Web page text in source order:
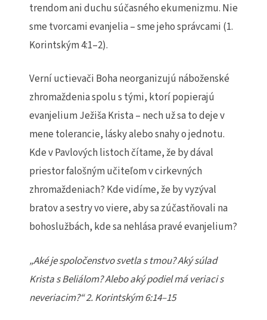
trendom ani duchu súčasného ekumenizmu. Nie
sme tvorcami evanjelia – sme jeho správcami (1.
Korintským 4:1–2).
Verní uctievači Boha neorganizujú náboženské
zhromaždenia spolu s tými, ktorí popierajú
evanjelium Ježiša Krista – nech už sa to deje v
mene tolerancie, lásky alebo snahy o jednotu.
Kde v Pavlových listoch čítame, že by dával
priestor falošným učiteľom v cirkevných
zhromaždeniach? Kde vidíme, že by vyzýval
bratov a sestry vo viere, aby sa zúčastňovali na
bohoslužbách, kde sa nehlása pravé evanjelium?
„Aké je spoločenstvo svetla s tmou? Aký súlad
Krista s Beliálom? Alebo aký podiel má veriaci s
neveriacim?“ 2. Korintským 6:14–15